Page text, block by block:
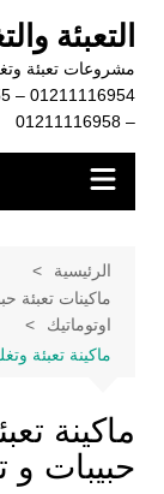
المحتوى
التعبئة
مشروعات تعبئة
– 01211116958
الرئيسية
ماكينات تعبئة
اوتوماتيك
ماكينة تعبئة
ماكينة
حبيبات و